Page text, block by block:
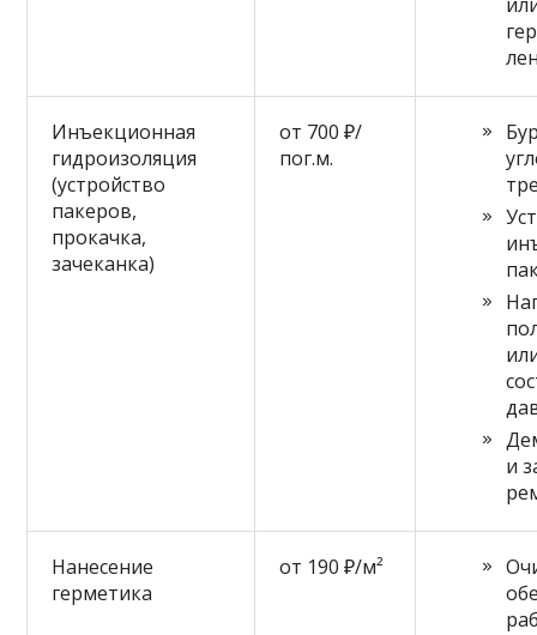
Инъекционная
гидроизоляция
(устройство
пакеров,
прокачка,
зачеканка)
от 700 ₽/
пог.м.
и
Нанесение
герметика
от 190 ₽/м²